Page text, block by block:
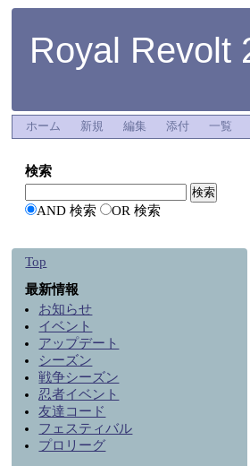
Royal Revolt
ホーム 新規 編集 添付 一覧
検索
AND 検索 OR 検索
Top
最新情報
お知らせ
イベント
アップデート
シーズン
戦争シーズン
忍者イベント
友達コード
フェスティバル
プロリーグ